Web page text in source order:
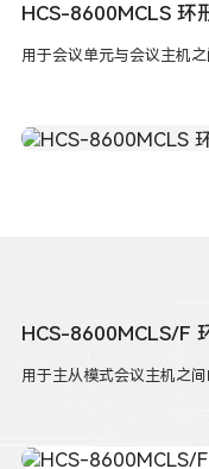
HCS-8600MCLS 环
用于会议单元与会议主机
HCS-8600MCLS/F
用于主从模式会议主机之